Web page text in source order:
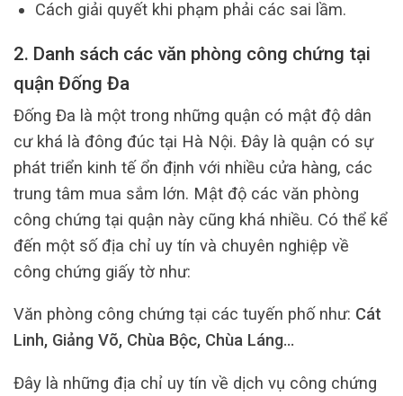
Cách giải quyết khi phạm phải các sai lầm.
2. Danh sách các văn phòng công chứng tại
quận Đống Đa
Đống Đa là một trong những quận có mật độ dân
cư khá là đông đúc tại Hà Nội. Đây là quận có sự
phát triển kinh tế ổn định với nhiều cửa hàng, các
trung tâm mua sắm lớn. Mật độ các văn phòng
công chứng tại quận này cũng khá nhiều. Có thể kể
đến một số địa chỉ uy tín và chuyên nghiệp về
công chứng giấy tờ như:
Văn phòng công chứng tại các tuyến phố như: Cát
Linh, Giảng Võ, Chùa Bộc, Chùa Láng…
Đây là những địa chỉ uy tín về dịch vụ công chứng